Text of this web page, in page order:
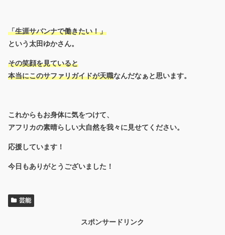
「生涯サバンナで働きたい！」
という太田ゆかさん。
その笑顔を見ていると
本当にこのサファリガイドが天職なんだなぁと思います。
これからもお身体に気をつけて、
アフリカの素晴らしい大自然を我々に見せてください。
応援しています！
今日もありがとうございました！
芸能
スポンサードリンク